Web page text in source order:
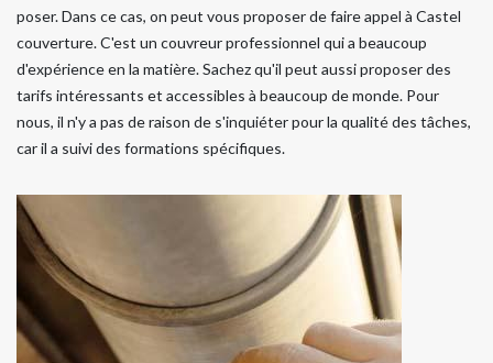
poser. Dans ce cas, on peut vous proposer de faire appel à Castel
couverture. C'est un couvreur professionnel qui a beaucoup
d'expérience en la matière. Sachez qu'il peut aussi proposer des
tarifs intéressants et accessibles à beaucoup de monde. Pour
nous, il n'y a pas de raison de s'inquiéter pour la qualité des tâches,
car il a suivi des formations spécifiques.